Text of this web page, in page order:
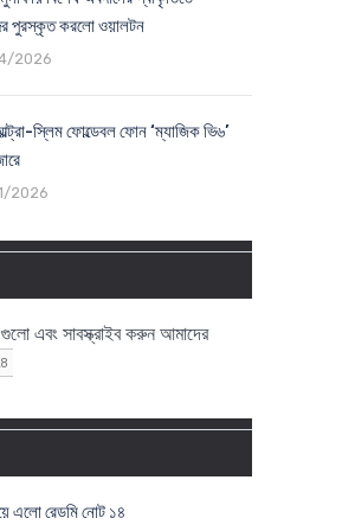
পুরস্কৃত করলো ওয়ালটন
2026
স্লিম ফোল্ডেবল ফোন ‘ম্যাজিক ভি৬’
2026
এবং সাবস্ক্রাইব করুন আমাদের
এলো রেডমি নোট ১৪